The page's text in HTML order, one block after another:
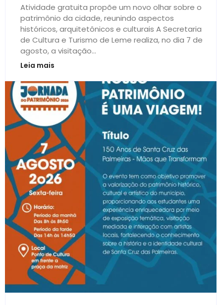
Atividade gratuita propõe um novo olhar sobre o
patrimônio da cidade, reunindo aspectos
históricos, arquitetônicos e culturais A Secretaria
de Cultura e Turismo de Leme realiza, no dia 7 de
agosto, a visitação...
Leia mais